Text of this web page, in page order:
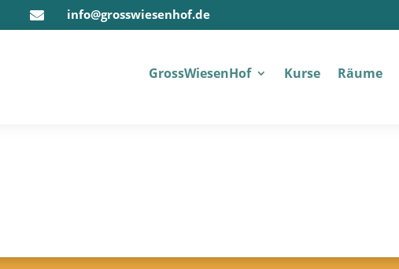
 info@grosswiesenhof.de
Gross­Wiesen­Hof Kur­se Räu­me